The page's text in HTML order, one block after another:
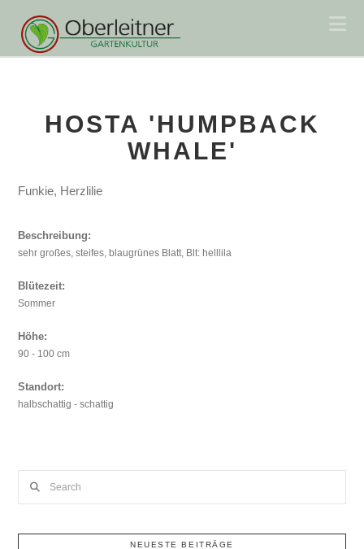
HOSTA 'HUMPBACK
WHALE'
Funkie, Herzlilie
Beschreibung:
sehr großes, steifes, blaugrünes Blatt, Blt: helllila
Blütezeit:
Sommer
Höhe:
90 - 100 cm
Standort:
halbschattig - schattig
NEUESTE BEITRÄGE